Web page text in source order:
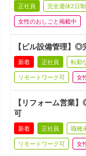
正社員 完全週休2日制
女性のおしごと掲載中
【ビル設備管理】
新着 正社員 転勤
リモートワーク可 女
【リフォーム営業
可
新着 正社員 職種
リモートワーク可 女